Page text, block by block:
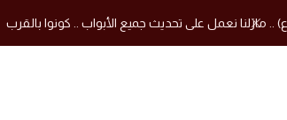
مازلنا نعمل على تحديث جميع الأبواب .. كونوا بالقرب